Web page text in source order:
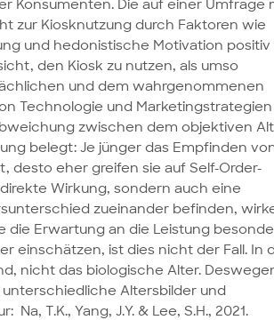
Konsumenten. Die auf einer Umfrage
zur Kiosknutzung durch Faktoren wie
und hedonistische Motivation positiv
den Kiosk zu nutzen, als umso
und dem wahrgenommenen
Technologie und Marketingstrategien
zwischen dem objektiven
belegt: Je jünger das Empfinden
desto eher greifen sie auf Self-Order-
Wirkung, sondern auch eine
zueinander befinden,
die Erwartung an die Leistung
einschätzen, ist dies nicht der Fall. In
nicht das biologische Alter.
Altersbilder und
T.K., Yang, J.Y. & Lee, S.H., 2021.